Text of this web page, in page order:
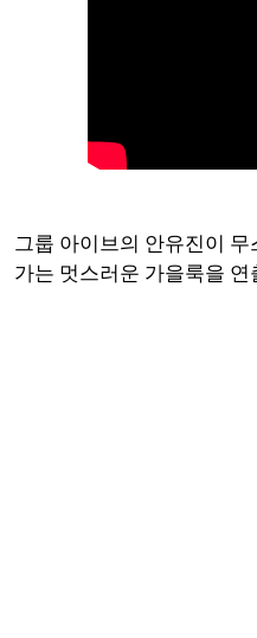
그룹 아이브의 안유진이
가는 멋스러운 가을룩을 연